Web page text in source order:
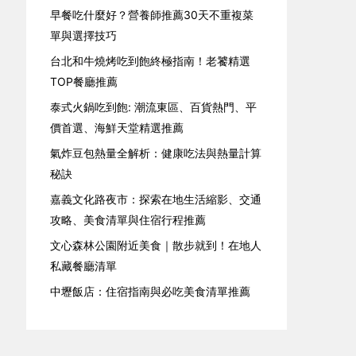
早餐吃什麼好？營養師推薦30天不重複菜
單與選擇技巧
台北和牛燒烤吃到飽終極指南！老饕精選
TOP餐廳推薦
泰式火鍋吃到飽: 潮流東區、百貨熱門、平
價首選、海鮮天堂精選推薦
氣炸豆包熱量全解析：健康吃法與熱量計算
秘訣
嘉義文化路夜市：探索在地生活縮影、交通
攻略、美食清單與住宿行程推薦
文心森林公園附近美食｜散步就到！在地人
私藏餐廳清單
中壢飯店：住宿指南與必吃美食清單推薦